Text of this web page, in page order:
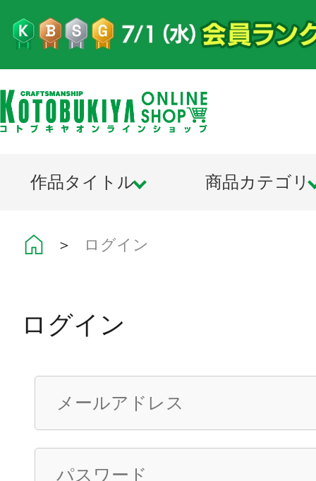
作品タイトル 商品カテゴリ
＞ ログイン
ログイン